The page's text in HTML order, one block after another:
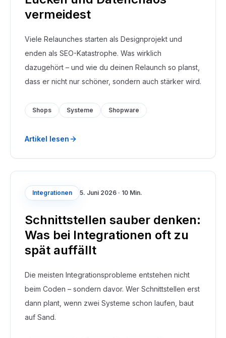
vermeidest
Viele Relaunches starten als Designprojekt und
enden als SEO-Katastrophe. Was wirklich
dazugehört – und wie du deinen Relaunch so planst,
dass er nicht nur schöner, sondern auch stärker wird.
Shops Systeme Shopware
Artikel lesen
Integrationen 5. Juni 2026 · 10 Min.
Schnittstellen sauber denken:
Was bei Integrationen oft zu
spät auffällt
Die meisten Integrationsprobleme entstehen nicht
beim Coden – sondern davor. Wer Schnittstellen erst
dann plant, wenn zwei Systeme schon laufen, baut
auf Sand.